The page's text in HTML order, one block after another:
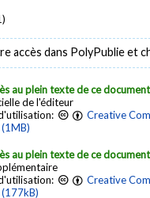
accès dans PolyPublie et
au plein texte de ce document
de l'éditeur
Creative
au plein texte de ce document
Creative